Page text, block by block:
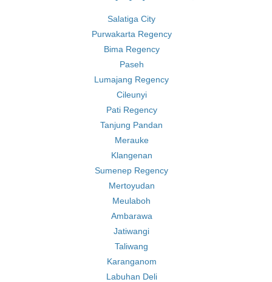
Salatiga City
Purwakarta Regency
Bima Regency
Paseh
Lumajang Regency
Cileunyi
Pati Regency
Tanjung Pandan
Merauke
Klangenan
Sumenep Regency
Mertoyudan
Meulaboh
Ambarawa
Jatiwangi
Taliwang
Karanganom
Labuhan Deli